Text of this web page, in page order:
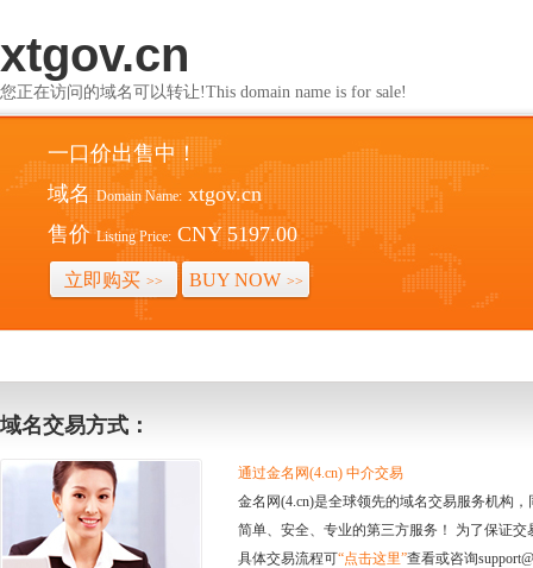
xtgov.cn
您正在访问的域名可以转让!This domain name is for sale!
一口价出售中！
域名 Domain Name: xtgov.cn
售价 Listing Price: CNY 5197.00
立即购买 >> BUY NOW >>
域名交易方式：
通过金名网(4.cn) 中介交易
金名网(4.cn)是全球领先的域名交易服务机构
简单、安全、专业的第三方服务！ 为了保证
具体交易流程可“点击这里”查看或咨询